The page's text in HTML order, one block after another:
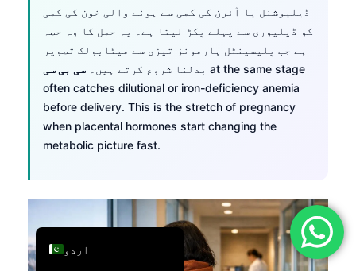
ڈیلیوشنل یا آئرن کی کمی سے ہونے والی خون کی کمی
کو ڈیلیوری سے پہلے پکڑ لیتا ہے۔ یہ حمل کا وہ حصہ
ہے جب پلیسینٹل ہارمونز تیزی سے میٹابولک تصویر
بدلنا شروع کرتے ہیں۔ سی بی سی
at the same stage
often catches dilutional or iron-deficiency anemia
before delivery. This is the stretch of pregnancy
when placental hormones start changing the
metabolic picture fast.
اردو
Deutsch
Français
Italiano
Português
Ελληνικά